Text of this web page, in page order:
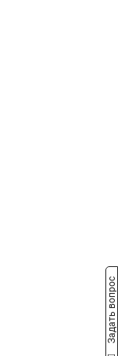
Задать вопрос